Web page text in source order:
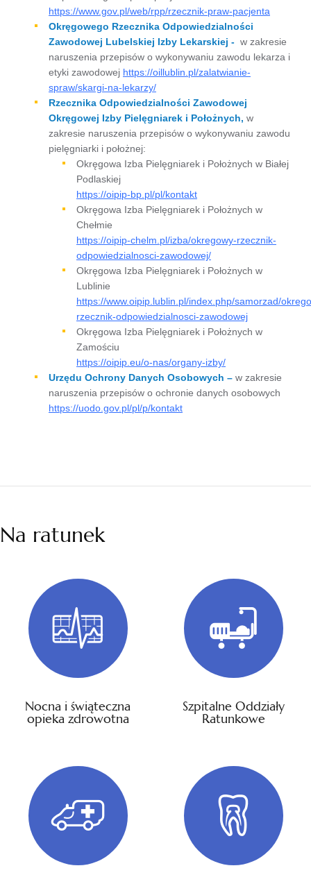
https://www.gov.pl/web/rpp/rzecznik-praw-pacjenta
Okręgowego Rzecznika Odpowiedzialności
Zawodowej Lubelskiej Izby Lekarskiej - w zakresie
naruszenia przepisów o wykonywaniu zawodu lekarza i
etyki zawodowej https://oillublin.pl/zalatwianie-
spraw/skargi-na-lekarzy/
Rzecznika Odpowiedzialności Zawodowej
Okręgowej Izby Pielęgniarek i Położnych, w
zakresie naruszenia przepisów o wykonywaniu zawodu
pielęgniarki i położnej:
Okręgowa Izba Pielęgniarek i Położnych w Białej
Podlaskiej
https://oipip-bp.pl/pl/kontakt
Okręgowa Izba Pielęgniarek i Położnych w
Chełmie
https://oipip-chelm.pl/izba/okregowy-rzecznik-
odpowiedzialnosci-zawodowej/
Okręgowa Izba Pielęgniarek i Położnych w
Lublinie
https://www.oipip.lublin.pl/index.php/samorzad/
rzecznik-odpowiedzialnosci-zawodowej
Okręgowa Izba Pielęgniarek i Położnych w
Zamościu
https://oipip.eu/o-nas/organy-izby/
Urzędu Ochrony Danych Osobowych – w zakresie
naruszenia przepisów o ochronie danych osobowych
https://uodo.gov.pl/pl/p/kontakt
Na ratunek
Nocna i świąteczna
opieka zdrowotna
Szpitalne Oddziały
Ratunkowe